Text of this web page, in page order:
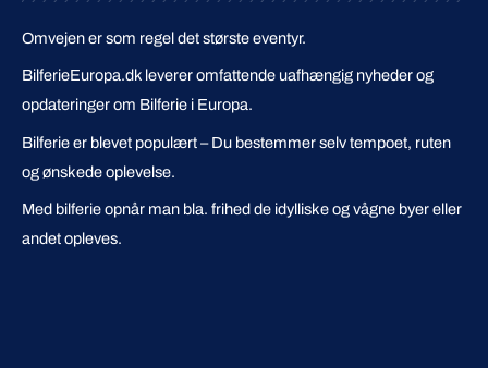
Omvejen er som regel det største eventyr.
BilferieEuropa.dk leverer omfattende uafhængig nyheder og
opdateringer om Bilferie i Europa.
Bilferie er blevet populært – Du bestemmer selv tempoet, ruten
og ønskede oplevelse.
Med bilferie opnår man bla. frihed de idylliske og vågne byer eller
andet opleves.